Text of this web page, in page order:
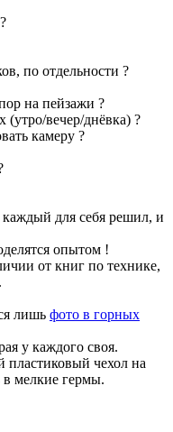
по отдельности ?
на пейзажи ?
(утро/вечер/днёвка) ?
камеру ?
для себя решил, и
опытом !
от книг по технике,
лишь фото в горных
у каждого своя.
пластиковый чехол на
в мелкие гермы.